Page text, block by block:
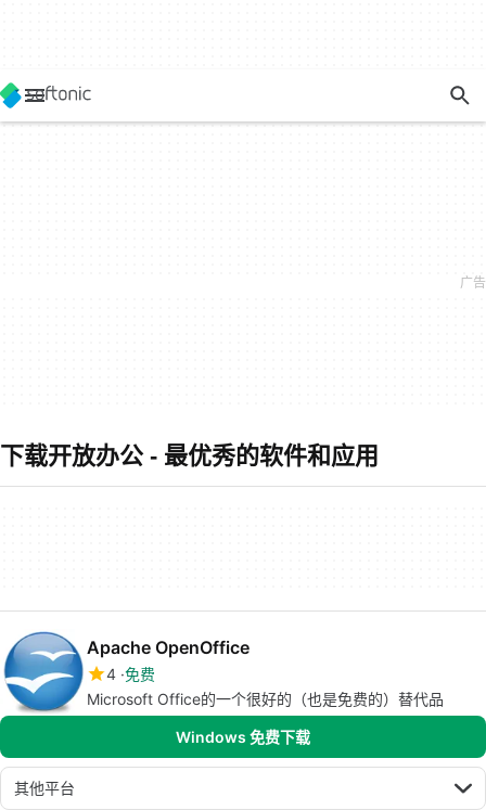
下载开放办公 - 最优秀的软件和应用
Apache OpenOffice
4 免费
Microsoft Office的一个很好的（也是免费的）替代品
Windows 免费下载
其他平台